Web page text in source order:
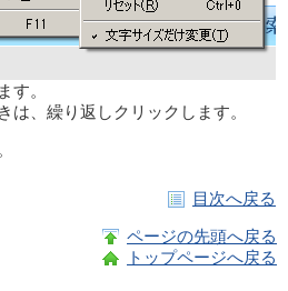
す。
は、繰り返しクリックします。
目次へ戻る
ページの先頭へ戻る
トップページへ戻る